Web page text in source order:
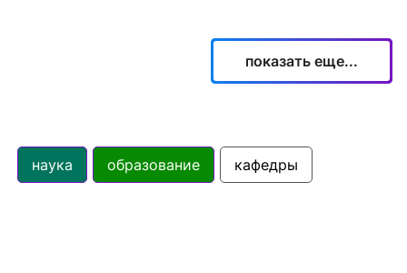
показать еще...
наука образование кафедры